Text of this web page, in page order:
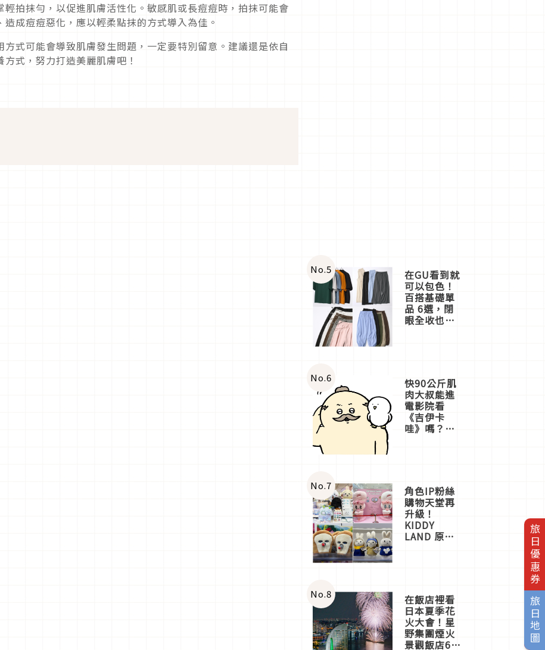
旅日優惠券
旅日地圖
拍抹勻，以促進肌膚活性化。敏感肌或長痘痘時，拍抹可能會
成痘痘惡化，應以輕柔點抹的方式導入為佳。
式可能會導致肌膚發生問題，一定要特別留意。建議還是依自
式，努力打造美麗肌膚吧！
No.5 在GU看到就
可以包色！
百搭基礎單
品 6選，閉
眼全收也不
No.6 快90公斤肌
肉大叔能進
電影院看
《吉伊卡
哇》嗎？日
一同給出了
答案
No.7 角色IP粉絲
購物天堂再
升級！
KIDDY
LAND 原宿
店3分即達
No.8 在飯店裡看
日本夏季花
火大會！星
野集團煙火
景觀飯店6